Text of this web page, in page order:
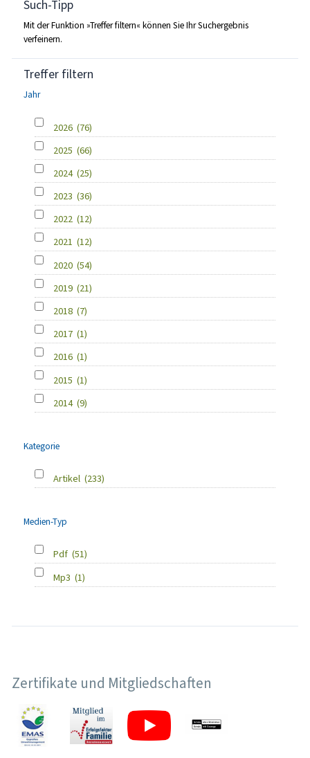
Such-Tipp
Mit der Funktion »Treffer filtern« können Sie Ihr Suchergebnis
verfeinern.
Treffer filtern
Jahr
2026 (76)
2025 (66)
2024 (25)
2023 (36)
2022 (12)
2021 (12)
2020 (54)
2019 (21)
2018 (7)
2017 (1)
2016 (1)
2015 (1)
2014 (9)
Kategorie
Artikel (233)
Medien-Typ
Pdf (51)
Mp3 (1)
Zertifikate und Mitgliedschaften